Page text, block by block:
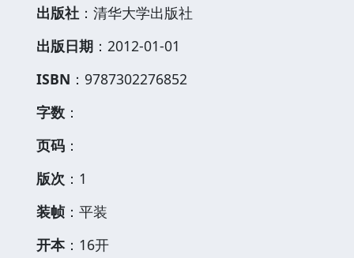
出版社 ：清华大学出版社
出版日期 ：2012-01-01
ISBN ：9787302276852
字数 ：
页码 ：
版次 ：1
装帧 ：平装
开本：16开